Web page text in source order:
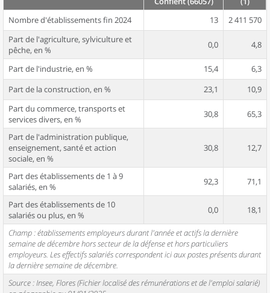
Nombre d'établissements fin 2024
13
2 411 570
Part de l'agriculture, sylviculture et
pêche, en %
0,0 4,8
Part de l'industrie, en % 15,4
6,3
Part de la construction, en %
23,1
10,9
Part du commerce, transports et
services divers, en %
30,8 65,3
Part de l'administration publique,
enseignement, santé et action
sociale, en %
30,8 12,7
Part des établissements de 1 à 9
salariés, en %
92,3 71,1
Part des établissements de 10
salariés ou plus, en %
0,0 18,1
Champ : établissements employeurs durant l'année et actifs la dernière
semaine de décembre hors secteur de la défense et hors particuliers
employeurs. Les effectifs salariés correspondent ici aux postes présents durant
la dernière semaine de décembre.
Source : Insee, Flores (Fichier localisé des rémunérations et de l'emploi salarié)